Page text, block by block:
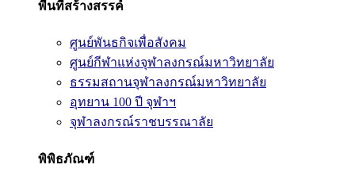
พื้นที่สร้างสรรค์
ศูนย์พันธกิจเพื่อสังคม
ศูนย์กีฬาแห่งจุฬาลงกรณ์มหาวิทยาลัย
ธรรมสถานจุฬาลงกรณ์มหาวิทยาลัย
อุทยาน 100 ปี จุฬาฯ
จุฬาลงกรณ์ราชบรรณาลัย
พิพิธภัณฑ์